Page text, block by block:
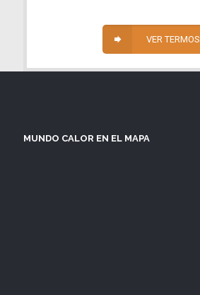
VER TERMOS
MUNDO CALOR EN EL MAPA